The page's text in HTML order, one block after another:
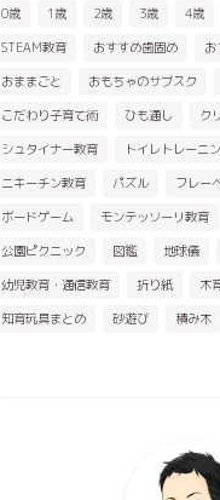
0歳 1歳 2歳 3歳 4歳
STEAM教育
おすすめ歯固め
お
おままごと
おもちゃのサブスク
こだわり子育て術
ひも通し
ク
シュタイナー教育
トイレトレーニ
ニキーチン教育
パズル フレー
ボードゲーム
モンテッソーリ教育
公園ピクニック
図鑑 地球儀
幼児教育・通信教育
折り紙 木
知育玩具まとめ
砂遊び 積み木